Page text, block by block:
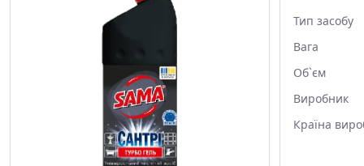
Тип засобу
Вага
Об`єм
Виробник
Країна